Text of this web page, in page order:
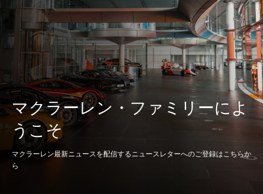
バルブトレイン
32 バルブ、DOHC、
VVT
内径 x 行程 93 mm x 69.9 mm
圧縮比 8.7:1
レブリミット
最高出力
マクラーレン・ファミリーによ
うこそ
マクラーレン最新ニュースを配信するニュースレターへのご登録はこちらか
ら